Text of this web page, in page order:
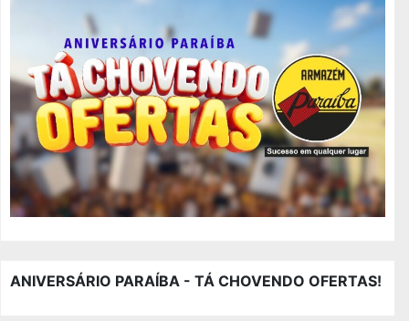
ANIVERSÁRIO PARAÍBA - TÁ CHOVENDO OFERTAS!